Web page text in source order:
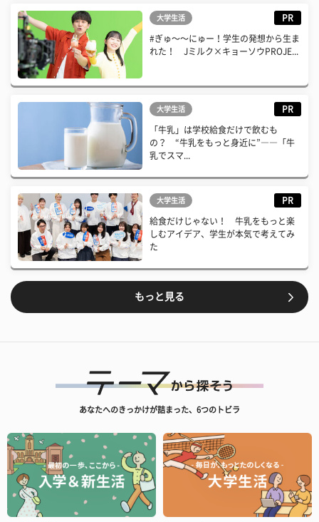
大学生活 PR
#ぎゅ〜〜にゅー！学生の発想から生ま
れた！ Jミルク×キョーソウPROJE...
大学生活 PR
「牛乳」は学校給食だけで飲むも
の？ “牛乳をもっと身近に”――「牛
乳でスマ...
大学生活 PR
給食だけじゃない！ 牛乳をもっと楽
しむアイデア、学生が本気で考えてみ
た
もっと見る
あなたへのきっかけが詰まった、6つのトビラ